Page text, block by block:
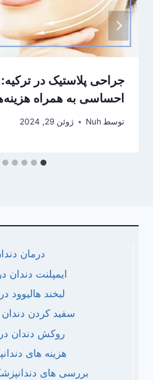
جراحی پلاستیک در
احساسی به همراه
توسط Nuh ژوئن 29, 2024
درمان
ایمپلنت دندان
لبخند هالیوود
سفید کردن دندان
روکش دندان در
هزینه های
بررسی های